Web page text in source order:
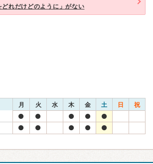
れだけどのように」がない
月 火 水 木 金 土 日 祝